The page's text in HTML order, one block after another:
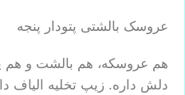
عروسک بالشتی پتودار پنجه
هم عروسکه، هم بالشت و هم
دلش داره. زیپ تخلیه